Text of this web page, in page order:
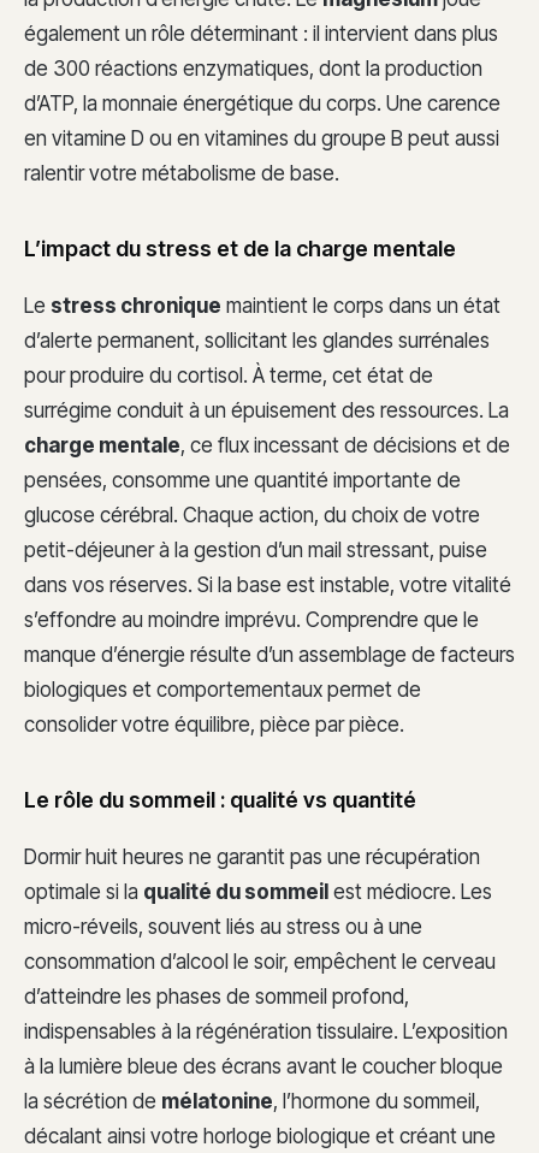
également un rôle déterminant : il intervient dans plus
de 300 réactions enzymatiques, dont la production
d’ATP, la monnaie énergétique du corps. Une carence
en vitamine D ou en vitamines du groupe B peut aussi
ralentir votre métabolisme de base.
L’impact du stress et de la charge mentale
Le stress chronique maintient le corps dans un état
d’alerte permanent, sollicitant les glandes surrénales
pour produire du cortisol. À terme, cet état de
surrégime conduit à un épuisement des ressources. La
charge mentale, ce flux incessant de décisions et de
pensées, consomme une quantité importante de
glucose cérébral. Chaque action, du choix de votre
petit-déjeuner à la gestion d’un mail stressant, puise
dans vos réserves. Si la base est instable, votre vitalité
s’effondre au moindre imprévu. Comprendre que le
manque d’énergie résulte d’un assemblage de facteurs
biologiques et comportementaux permet de
consolider votre équilibre, pièce par pièce.
Le rôle du sommeil : qualité vs quantité
Dormir huit heures ne garantit pas une récupération
optimale si la qualité du sommeil est médiocre. Les
micro-réveils, souvent liés au stress ou à une
consommation d’alcool le soir, empêchent le cerveau
d’atteindre les phases de sommeil profond,
indispensables à la régénération tissulaire. L’exposition
à la lumière bleue des écrans avant le coucher bloque
la sécrétion de mélatonine, l’hormone du sommeil,
décalant ainsi votre horloge biologique et créant une